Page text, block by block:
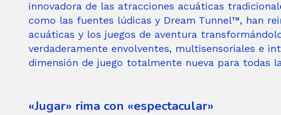
innovadora de las atracciones acuáticas
como las fuentes lúdicas y Dream Tunnel™, han
acuáticas y los juegos de aventura
verdaderamente envolventes, multisensoriales e
dimensión de juego totalmente nueva para todas
«Jugar» rima con «espectacular»